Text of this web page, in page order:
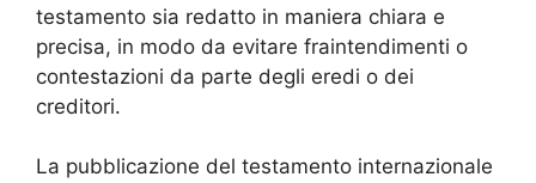
testamento sia redatto in maniera chiara e
precisa, in modo da evitare fraintendimenti o
contestazioni da parte degli eredi o dei
creditori.
La pubblicazione del testamento internazionale